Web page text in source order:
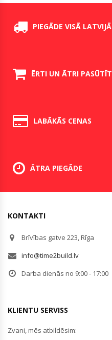
PIEGĀDE VISĀ LATVIJĀ
ĒRTI UN ĀTRI PASŪTĪT
LABĀKĀS CENAS
ĀTRA PIEGĀDE
KONTAKTI
Brīvības gatve 223, Rīga
info@time2build.lv
Darba dienās no 9:00 - 17:00
KLIENTU SERVISS
Zvani, mēs atbildēsim: